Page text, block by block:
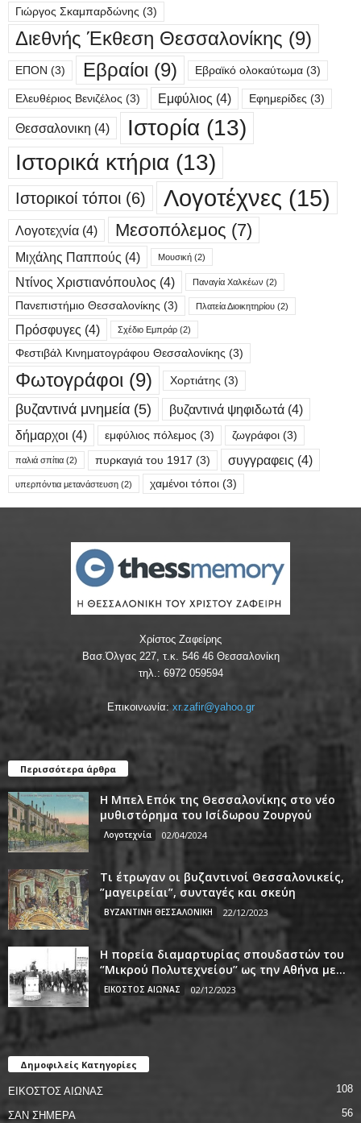
Γιώργος Σκαμπαρδώνης (3)
Διεθνής Έκθεση Θεσσαλονίκης (9)
ΕΠΟΝ (3) Εβραίοι (9) Εβραϊκό ολοκαύτωμα (3)
Ελευθέριος Βενιζέλος (3) Εμφύλιος (4) Εφημερίδες (3)
Θεσσαλονικη (4) Ιστορία (13)
Ιστορικά κτήρια (13)
Ιστορικοί τόποι (6) Λογοτέχνες (15)
Λογοτεχνία (4) Μεσοπόλεμος (7)
Μιχάλης Παππούς (4) Μουσική (2)
Ντίνος Χριστιανόπουλος (4) Παναγία Χαλκέων (2)
Πανεπιστήμιο Θεσσαλονίκης (3) Πλατεία Διοικητηρίου (2)
Πρόσφυγες (4) Σχέδιο Εμπράρ (2)
Φεστιβάλ Κινηματογράφου Θεσσαλονίκης (3)
Φωτογράφοι (9) Χορτιάτης (3)
βυζαντινά μνημεία (5) βυζαντινά ψηφιδωτά (4)
δήμαρχοι (4) εμφύλιος πόλεμος (3) ζωγράφοι (3)
παλιά σπίτια (2) πυρκαγιά του 1917 (3) συγγραφεις (4)
υπερπόντια μετανάστευση (2) χαμένοι τόποι (3)
Χρίστος Ζαφείρης
Βασ.Όλγας 227, τ.κ. 546 46 Θεσσαλονίκη
τηλ.: 6972 059594
Επικοινωνία: xr.zafir@yahoo.gr
Περισσότερα άρθρα
Η Μπελ Επόκ της Θεσσαλονίκης στο νέο
μυθιστόρημα του Ισίδωρου Ζουργού
Λογοτεχνία 02/04/2024
Τι έτρωγαν οι βυζαντινοί Θεσσαλονικείς,
”μαγειρείαι”, συνταγές και σκεύη
ΒΥΖΑΝΤΙΝΗ ΘΕΣΣΑΛΟΝΙΚΗ 22/12/2023
Η πορεία διαμαρτυρίας σπουδαστών του
‘’Μικρού Πολυτεχνείου’’ ως την Αθήνα με...
ΕΙΚΟΣΤΟΣ ΑΙΩΝΑΣ 02/12/2023
Δημοφιλείς Κατηγορίες
ΕΙΚΟΣΤΟΣ ΑΙΩΝΑΣ 108
ΣΑΝ ΣΗΜΕΡΑ 56